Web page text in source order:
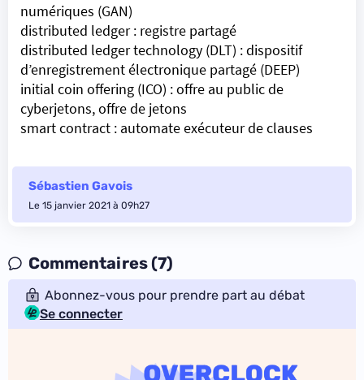
numériques (GAN)
distributed ledger : registre partagé
distributed ledger technology (DLT) : dispositif
d’enregistrement électronique partagé (DEEP)
initial coin offering (ICO) : offre au public de
cyberjetons, offre de jetons
smart contract : automate exécuteur de clauses
Sébastien Gavois
Le 15 janvier 2021 à 09h27
Commentaires (7)
Abonnez-vous pour prendre part au débat
Se connecter